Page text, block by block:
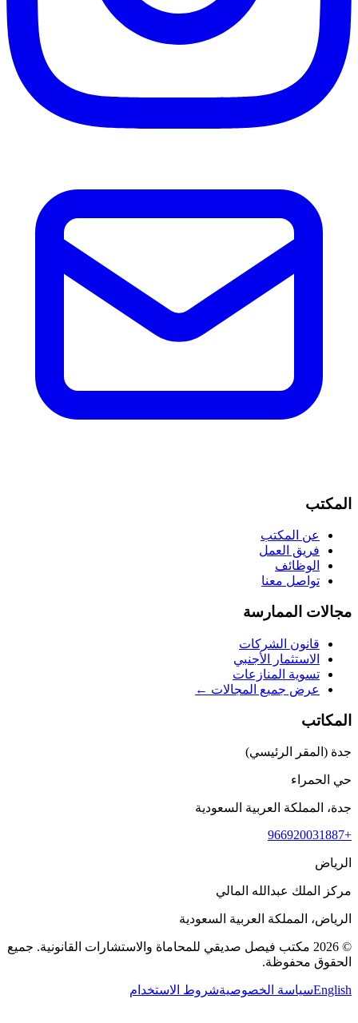
المكتب
عن المكتب
فريق العمل
الوظائف
تواصل معنا
مجالات الممارسة
قانون الشركات
الاستثمار الأجنبي
تسوية المنازعات
عرض جميع المجالات ←
المكاتب
جدة (المقر الرئيسي)
حي الحمراء
جدة، المملكة العربية السعودية
+966920031887
الرياض
مركز الملك عبدالله المالي
الرياض، المملكة العربية السعودية
©
2026 مكتب فيصل صديقي للمحاماة والاستشارات القانونية. جميع
الحقوق محفوظة.
Englishسياسة الخصوصيةشروط الاستخدام